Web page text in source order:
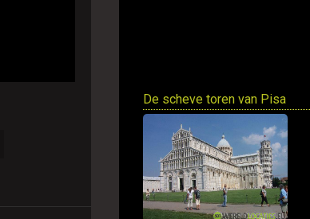
De scheve toren van Pisa